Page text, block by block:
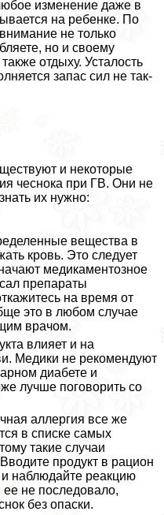
изменение даже в
на ребенке. По
не только
но и своему
отдыху. Усталость
запас сил не так-
и некоторые
чеснока при ГВ. Они не
их нужно:
вещества в
кровь. Это следует
медикаментозное
препараты
на время от
это в любом случае
врачом.
влияет и на
Медики не рекомендуют
диабете и
лучше поговорить со
аллергия все же
в списке самых
такие случаи
продукт в рацион
наблюдайте реакцию
ее не последовало,
без опаски.